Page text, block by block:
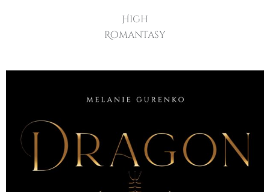
High
Romantasy